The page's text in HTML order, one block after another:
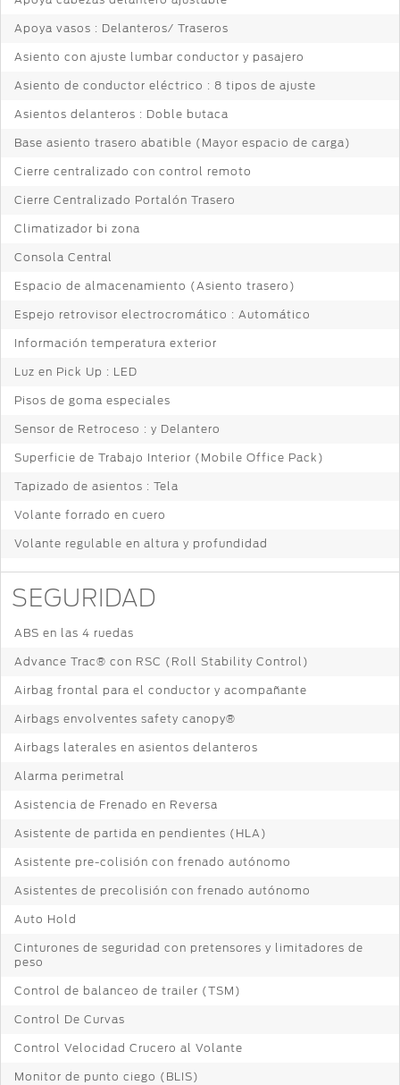
Apoya vasos : Delanteros/ Traseros
Asiento con ajuste lumbar conductor y pasajero
Asiento de conductor eléctrico : 8 tipos de ajuste
Asientos delanteros : Doble butaca
Base asiento trasero abatible (Mayor espacio de carga)
Cierre centralizado con control remoto
Cierre Centralizado Portalón Trasero
Climatizador bi zona
Consola Central
Espacio de almacenamiento (Asiento trasero)
Espejo retrovisor electrocromático : Automático
Información temperatura exterior
Luz en Pick Up : LED
Pisos de goma especiales
Sensor de Retroceso : y Delantero
Superficie de Trabajo Interior (Mobile Office Pack)
Tapizado de asientos : Tela
Volante forrado en cuero
Volante regulable en altura y profundidad
SEGURIDAD
ABS en las 4 ruedas
Advance Trac® con RSC (Roll Stability Control)
Airbag frontal para el conductor y acompañante
Airbags envolventes safety canopy®
Airbags laterales en asientos delanteros
Alarma perimetral
Asistencia de Frenado en Reversa
Asistente de partida en pendientes (HLA)
Asistente pre-colisión con frenado autónomo
Asistentes de precolisión con frenado autónomo
Auto Hold
Cinturones de seguridad con pretensores y limitadores de
peso
Control de balanceo de trailer (TSM)
Control De Curvas
Control Velocidad Crucero al Volante
Monitor de punto ciego (BLIS)